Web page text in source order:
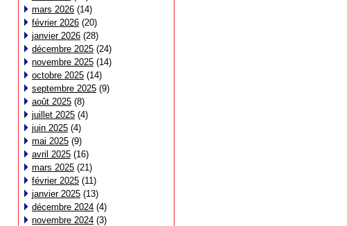
mars 2026 (14)
février 2026 (20)
janvier 2026 (28)
décembre 2025 (24)
novembre 2025 (14)
octobre 2025 (14)
septembre 2025 (9)
août 2025 (8)
juillet 2025 (4)
juin 2025 (4)
mai 2025 (9)
avril 2025 (16)
mars 2025 (21)
février 2025 (11)
janvier 2025 (13)
décembre 2024 (4)
novembre 2024 (3)